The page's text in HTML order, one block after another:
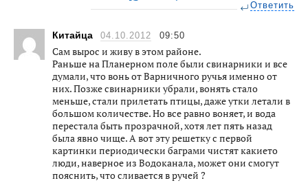
Ответить
Китайца 04.10.2012 09:50
Сам вырос и живу в этом районе.
Раньше на Планерном поле были свинарники и все
думали, что вонь от Варничного ручья именно от
них. Позже свинарники убрали, вонять стало
меньше, стали прилетать птицы, даже утки летали в
большом количестве. Но все равно воняет, и вода
перестала быть прозрачной, хотя лет пять назад
была явно чище. А вот эту решетку с первой
картинки периодически баграми чистят какието
люди, наверное из Водоканала, может они смогут
пояснить, что сливается в ручей ?